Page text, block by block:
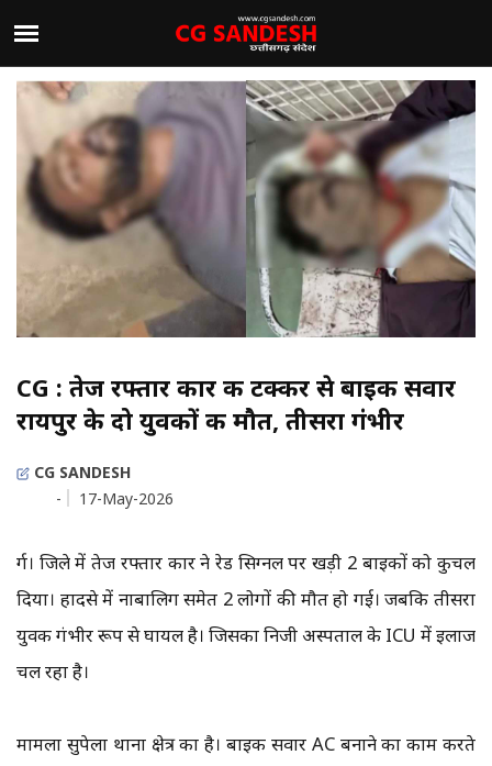
CG : तेज रफ्तार कार की टक्कर से बाइक सवार
रायपुर के दो युवकों की मौत, तीसरा गंभीर
CG SANDESH
-
17-May-2026
दुर्ग। जिले में तेज रफ्तार कार ने रेड सिग्नल पर खड़ी 2 बाइकों को कुचल
दिया। हादसे में नाबालिग समेत 2 लोगों की मौत हो गई। जबकि तीसरा
युवक गंभीर रूप से घायल है। जिसका निजी अस्पताल के ICU में इलाज
चल रहा है।
मामला सुपेला थाना क्षेत्र का है। बाइक सवार AC बनाने का काम करते